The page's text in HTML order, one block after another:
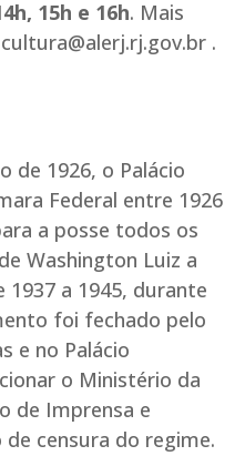
15h e 16h. Mais
cultura@alerj.rj.gov.br .
de 1926, o Palácio
Federal entre 1926
a posse todos os
Washington Luiz a
1937 a 1945, durante
foi fechado pelo
e no Palácio
o Ministério da
de Imprensa e
censura do regime.